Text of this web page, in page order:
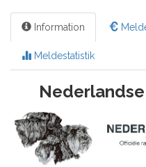
Information
Meldestatistik